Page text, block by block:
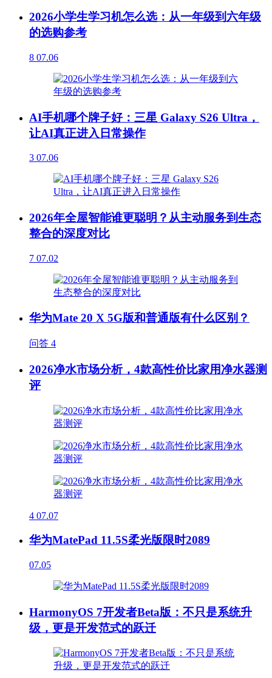
2026小学生学习机怎么选：从一年级到六年级
的选购参考
8 07.06
AI手机哪个牌子好：三星 Galaxy S26 Ultra，
让AI真正进入日常操作
3 07.06
2026年全屋智能谁更聪明？从主动服务到生态
整合的深度对比
7 07.02
华为Mate 20 X 5G版和普通版有什么区别？
问答 4
2026净水市场分析，4款高性价比家用净水器测
评
4 07.07
华为MatePad 11.5S柔光版限时2089
07.05
HarmonyOS 7开发者Beta版：不只是系统升
级，更是开发范式的跃迁